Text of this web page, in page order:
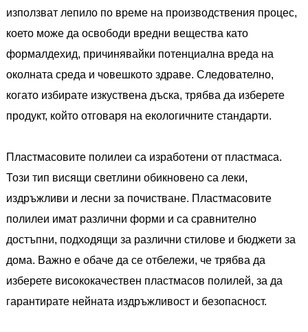
използват лепило по време на производствения процес,
което може да освободи вредни вещества като
формалдехид, причинявайки потенциална вреда на
околната среда и човешкото здраве. Следователно,
когато избирате изкуствена дъска, трябва да изберете
продукт, който отговаря на екологичните стандарти.
Пластмасовите полилеи са изработени от пластмаса.
Този тип висящи светлини обикновено са леки,
издръжливи и лесни за почистване. Пластмасовите
полилеи имат различни форми и са сравнително
достъпни, подходящи за различни стилове и бюджети за
дома. Важно е обаче да се отбележи, че трябва да
изберете висококачествен пластмасов полилей, за да
гарантирате нейната издръжливост и безопасност.